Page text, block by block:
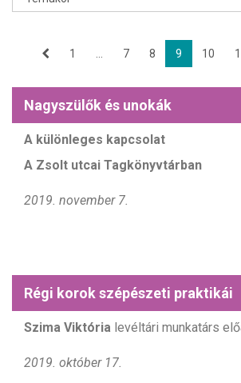
1 7 8 9 10
Nagyszülők és unokák
A különleges kapcsolat
A Zsolt utcai Tagkönyvtárban
2019. november 7.
Régi korok szépészeti praktikái
Szima Viktória levéltári munkatárs
2019. október 17.